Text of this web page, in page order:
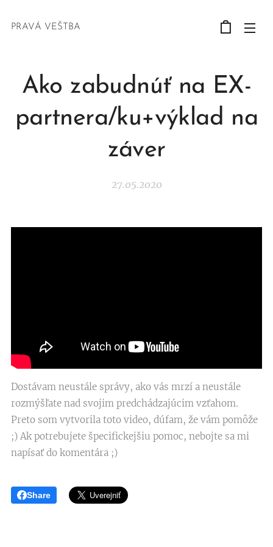
PRAVÁ VEŠTBA
Ako zabudnúť na EX-
partnera/ku+výklad na
záver
27.05.2020
Dostávam neustále správy, ako vás mrzí a neustále
rozmýšľate nad svojim predchádzajúcim vzťahom.
Preto som vytvorila toto video, dúfam, že vám pomôže
;) Ak potrebujete špecifickejšiu pomoc, nebojte sa mi
napísať do komentára ;)
Share